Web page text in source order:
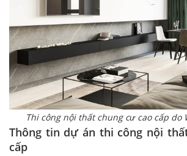
Thi công nội thất chung cư cao cấp do
Thông tin dự án thi công nội
cấp